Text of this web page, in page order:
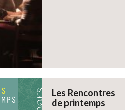
Les Rencontres
de printemps